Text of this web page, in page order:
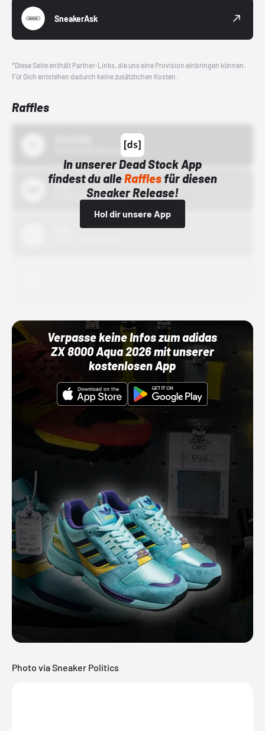
SneakerAsk
*Diese Seite enthält Partner-Links, die uns eine Provision einbringen können.
Für Dich entstehen dadurch keine zusätzlichen Kosten.
Raffles
In unserer Dead Stock App
findest du alleRafflesfür diesen
Sneaker Release!
Hol dir unsere App
Bstn
01.10.22 00:00 Uhr
Verpasse keine Infos zum adidas
ZX 8000 Aqua 2026 mit unserer
kostenlosen App
Photo viaSneaker Politics